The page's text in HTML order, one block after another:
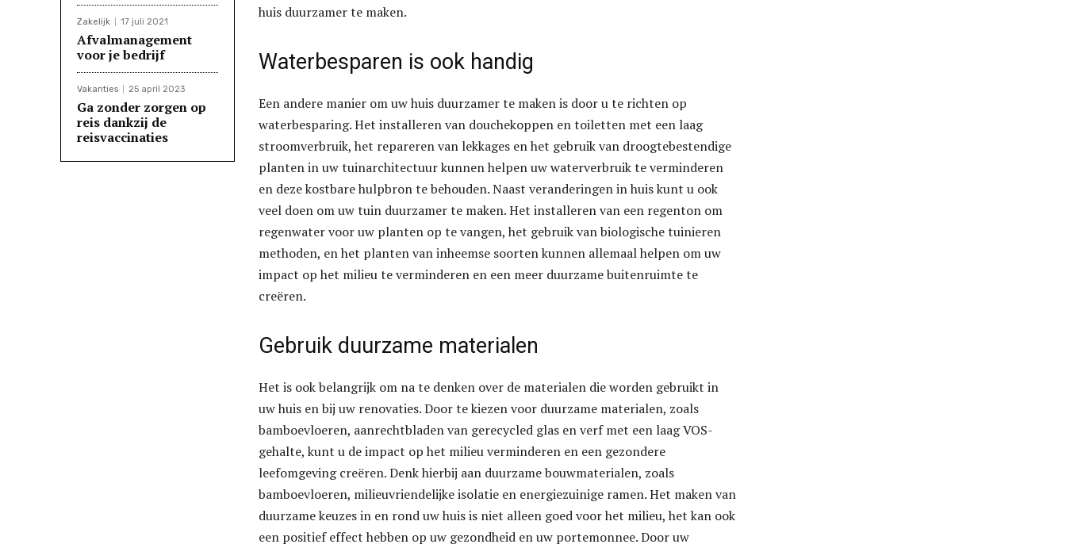
Zakelijk 17 juli 2021
Afvalmanagement
voor je bedrijf
Vakanties 25 april 2023
Ga zonder zorgen op
reis dankzij de
reisvaccinaties
huis duurzamer te maken.
Waterbesparen is ook handig
Een andere manier om uw huis duurzamer te maken is door u te richten op
waterbesparing. Het installeren van douchekoppen en toiletten met een laag
stroomverbruik, het repareren van lekkages en het gebruik van droogtebestendige
planten in uw tuinarchitectuur kunnen helpen uw waterverbruik te verminderen
en deze kostbare hulpbron te behouden. Naast veranderingen in huis kunt u ook
veel doen om uw tuin duurzamer te maken. Het installeren van een regenton om
regenwater voor uw planten op te vangen, het gebruik van biologische tuinieren
methoden, en het planten van inheemse soorten kunnen allemaal helpen om uw
impact op het milieu te verminderen en een meer duurzame buitenruimte te
creëren.
Gebruik duurzame materialen
Het is ook belangrijk om na te denken over de materialen die worden gebruikt in
uw huis en bij uw renovaties. Door te kiezen voor duurzame materialen, zoals
bamboevloeren, aanrechtbladen van gerecycled glas en verf met een laag VOS-
gehalte, kunt u de impact op het milieu verminderen en een gezondere
leefomgeving creëren. Denk hierbij aan duurzame bouwmaterialen, zoals
bamboevloeren, milieuvriendelijke isolatie en energiezuinige ramen. Het maken van
duurzame keuzes in en rond uw huis is niet alleen goed voor het milieu, het kan ook
een positief effect hebben op uw gezondheid en uw portemonnee. Door uw